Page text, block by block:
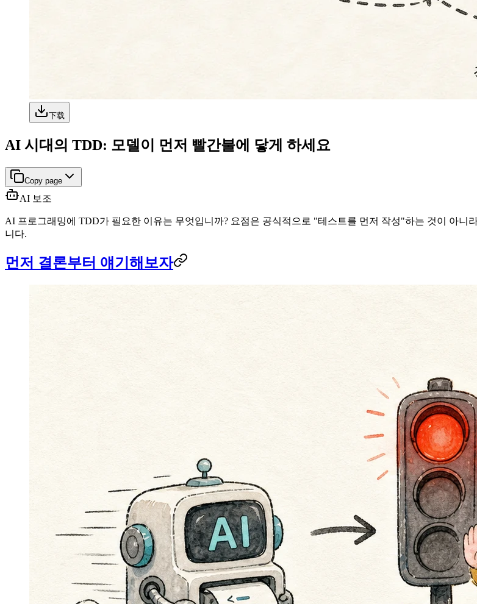
下载
AI 시대의 TDD: 모델이 먼저 빨간불에 닿게 하세요
Copy page
AI 보조
AI 프로그래밍에 TDD가 필요한 이유는 무엇입니까? 요점은 공식적으로 "테스트를 먼저 작성"하는 것이 아
니다.
먼저 결론부터 얘기해보자